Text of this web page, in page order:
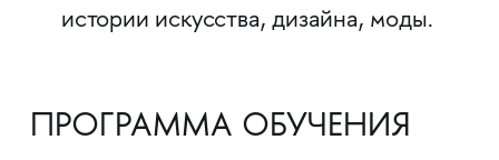
истории искусства, дизайна, моды.
ПРОГРАММА ОБУЧЕНИЯ